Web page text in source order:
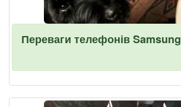
Переваги телефонів Samsung